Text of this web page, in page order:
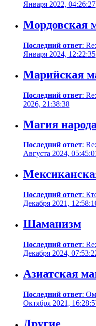
Января 2022, 04:26:27
Мордовская
Последний ответ:
Января 2024, 12:22:35
Марийская
Последний ответ:
2026, 21:38:38
Магия
Последний ответ:
Августа 2024,
Последний ответ:
Декабря 2021,
Шаманизм
Последний ответ:
Декабря 2024,
Азиатская
Последний ответ:
Октября 2021,
Другие